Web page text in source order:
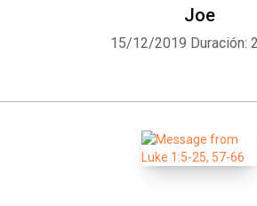
Joe
15/12/2019 Duración: